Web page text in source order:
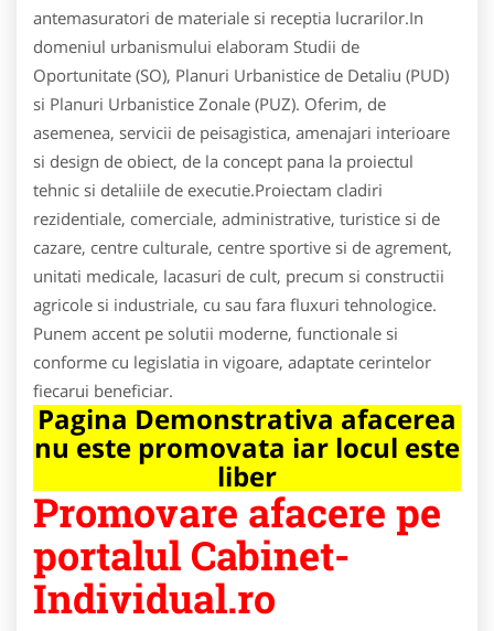
antemasuratori de materiale si receptia lucrarilor.In
domeniul urbanismului elaboram Studii de
Oportunitate (SO), Planuri Urbanistice de Detaliu (PUD)
si Planuri Urbanistice Zonale (PUZ). Oferim, de
asemenea, servicii de peisagistica, amenajari interioare
si design de obiect, de la concept pana la proiectul
tehnic si detaliile de executie.Proiectam cladiri
rezidentiale, comerciale, administrative, turistice si de
cazare, centre culturale, centre sportive si de agrement,
unitati medicale, lacasuri de cult, precum si constructii
agricole si industriale, cu sau fara fluxuri tehnologice.
Punem accent pe solutii moderne, functionale si
conforme cu legislatia in vigoare, adaptate cerintelor
fiecarui beneficiar.
Pagina Demonstrativa afacerea
nu este promovata iar locul este
liber
Promovare afacere pe
portalul Cabinet-
Individual.ro